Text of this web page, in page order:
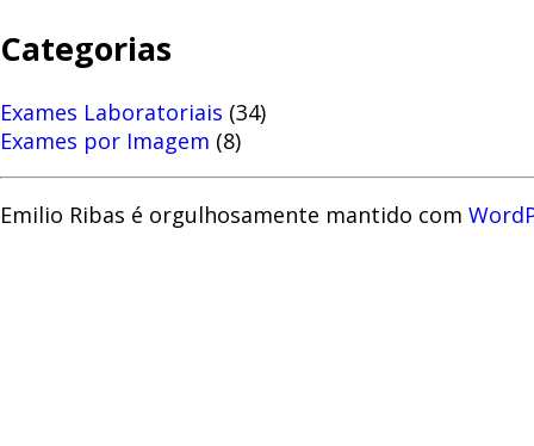
Categorias
Exames Laboratoriais (34)
Exames por Imagem (8)
Emilio Ribas é orgulhosamente mantido com